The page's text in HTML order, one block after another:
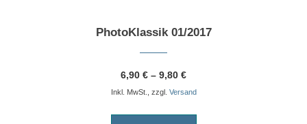
PhotoKlassik 01/2017
6,90 € – 9,80 €
Inkl. MwSt., zzgl. Versand